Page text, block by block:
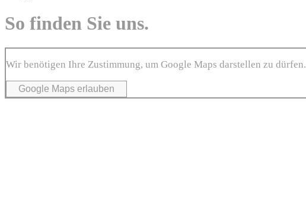
So finden Sie uns.
Wir benötigen Ihre Zustimmung, um Google Maps darstellen zu dürfen.
Google Maps erlauben